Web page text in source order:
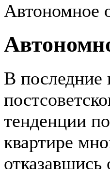
Автономное
В последние
тенденции
квартире
отказавшись